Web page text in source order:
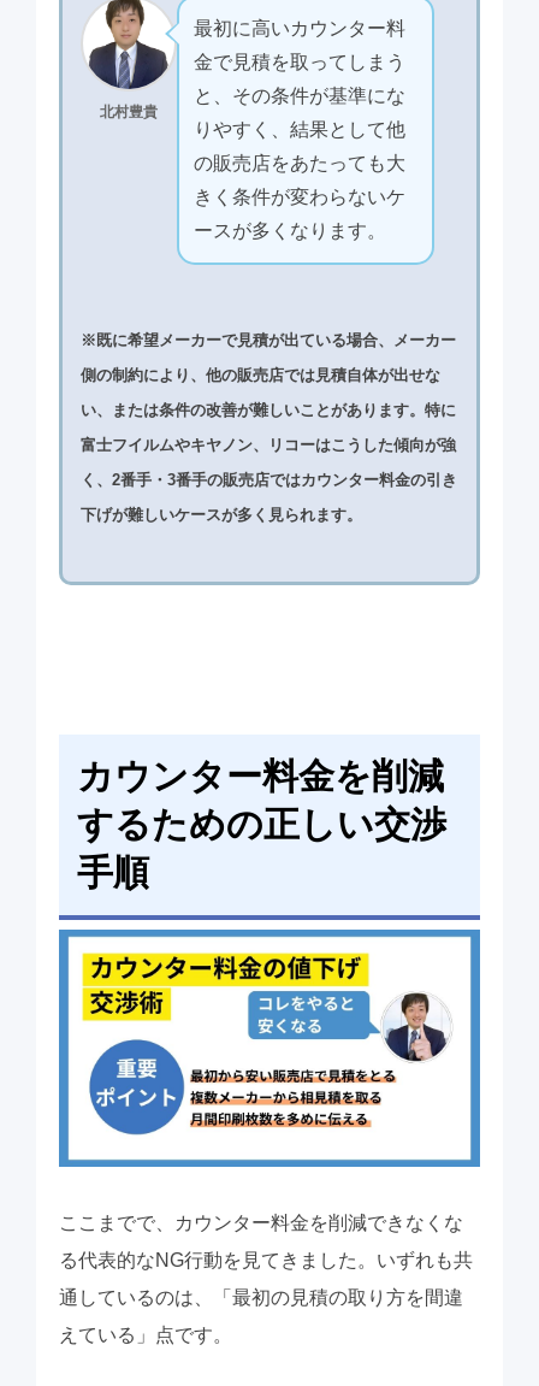
北村豊貴
最初に高いカウンター料
金で見積を取ってしまう
と、その条件が基準にな
りやすく、結果として他
の販売店をあたっても大
きく条件が変わらないケ
ースが多くなります。
※既に希望メーカーで見積が出ている場合、メーカー
側の制約により、他の販売店では見積自体が出せな
い、または条件の改善が難しいことがあります。特に
富士フイルムやキヤノン、リコーはこうした傾向が強
く、2番手・3番手の販売店ではカウンター料金の引き
下げが難しいケースが多く見られます。
カウンター料金を削減
するための正しい交渉
手順
ここまでで、カウンター料金を削減できなくな
る代表的なNG行動を見てきました。いずれも共
通しているのは、「最初の見積の取り方を間違
えている」点です。